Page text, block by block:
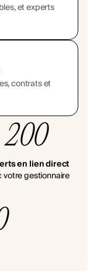
et experts
contrats et
200
en lien direct
votre gestionnaire